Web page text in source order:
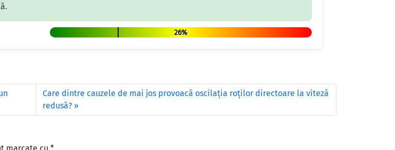
26%
Care dintre cauzele de mai jos provoacă oscilația roților directoare la viteză
redusă?